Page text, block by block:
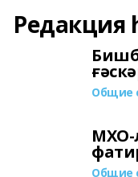
Редакция
Общие
МХО-
Общие